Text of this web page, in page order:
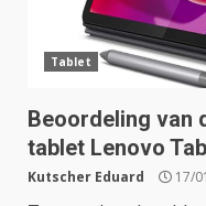
Tablet
Beoordeling van
tablet Lenovo
Kutscher Eduard 17/